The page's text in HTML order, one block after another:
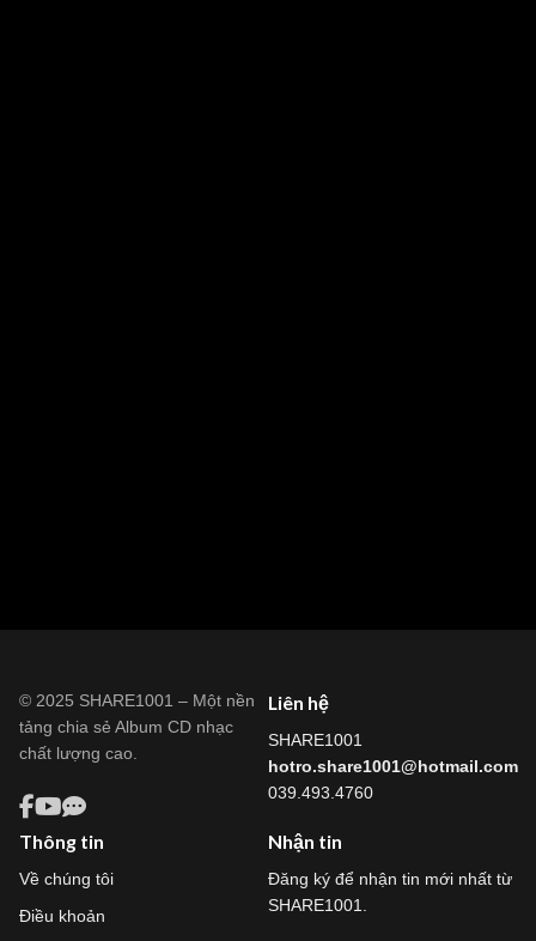
© 2025 SHARE1001 – Một nền
tảng chia sẻ Album CD nhạc
chất lượng cao.
Liên hệ
SHARE1001
hotro.share1001@hotmail.com
039.493.4760
Thông tin
Về chúng tôi
Điều khoản
Nhận tin
Đăng ký để nhận tin mới nhất từ
SHARE1001.